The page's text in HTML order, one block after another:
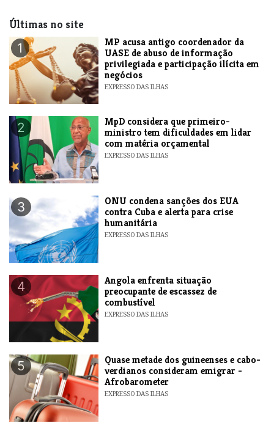
Últimas no site
1
MP acusa antigo coordenador da
UASE de abuso de informação
privilegiada e participação ilícita em
negócios
EXPRESSO DAS ILHAS
2
MpD considera que primeiro-
ministro tem dificuldades em lidar
com matéria orçamental
EXPRESSO DAS ILHAS
3
ONU condena sanções dos EUA
contra Cuba e alerta para crise
humanitária
EXPRESSO DAS ILHAS
4
Angola enfrenta situação
preocupante de escassez de
combustível
EXPRESSO DAS ILHAS
5
Quase metade dos guineenses e cabo-
verdianos consideram emigrar -
Afrobarometer
EXPRESSO DAS ILHAS